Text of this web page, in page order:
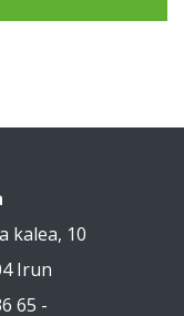
kalea, 10
Irun
65 -